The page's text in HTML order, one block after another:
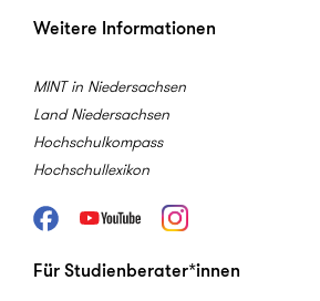
Weitere Informationen
MINT in Niedersachsen
Land Niedersachsen
Hochschulkompass
Hochschullexikon
FacebookYoutube Instagram
Für Studienberater*innen